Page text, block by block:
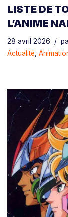
LISTE DE
L’ANIME
28 avril 2026
Actualité